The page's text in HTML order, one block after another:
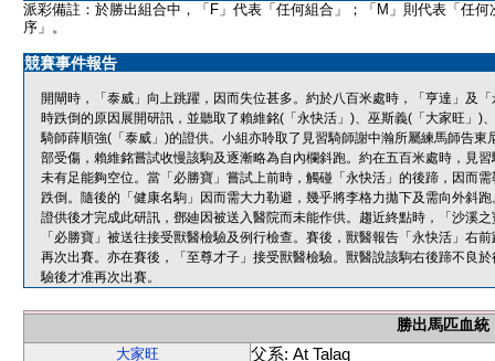
派彩備註：於勝出組合中，「F」代表「任何組合」；「M」則代表「任何
序」。
競賽事件報告
開閘時，「泰威」向上跳躍，因而失位甚多。約於八百米處時，「亨達」及
時跌倒的原因展開研訊，並聽取了賴維銘(「永快活」)、巫斯義(「大家旺」)
騎師薛順強(「泰威」)的證供。小組亦聆取了見習騎師謝中瀚所屬練馬師告
部受傷，賴維銘嘗試收慢該駒及逐漸略為自內欄斜跑。約在五百米處時，見
未有足能夠空位。當「必勝寶」嘗試上前時，觸碰「永快活」的後蹄，因而
跌倒。隨後的「健康名駒」因而需大力勒避，幾乎將李格力拋下及需向外斜
證供後才完成此研訊，鄧廸因被送入醫院而未能作供。趨近終點時，「沙溪
「必勝寶」被送往接受獸醫檢驗及例行檢查。賽後，獸醫報告「永快活」右
再次出賽。亦在賽後，「至尊才子」接受獸醫檢驗。獸醫說該駒右後蹄不良
驗後才准再次出賽。
勝出馬匹血統
大家旺
父系: At Talaq